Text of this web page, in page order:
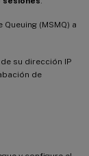
(MSMQ) a
su dirección IP
de